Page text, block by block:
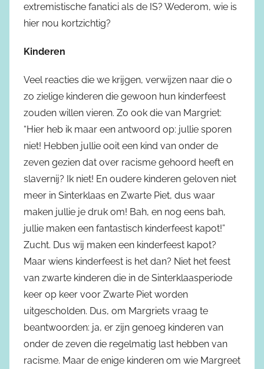
extremistische fanatici als de IS? Wederom, wie is
hier nou kortzichtig?
Kinderen
Veel reacties die we krijgen, verwijzen naar die o
zo zielige kinderen die gewoon hun kinderfeest
zouden willen vieren. Zo ook die van Margriet:
“Hier heb ik maar een antwoord op: jullie sporen
niet! Hebben jullie ooit een kind van onder de
zeven gezien dat over racisme gehoord heeft en
slavernij? Ik niet! En oudere kinderen geloven niet
meer in Sinterklaas en Zwarte Piet, dus waar
maken jullie je druk om! Bah, en nog eens bah,
jullie maken een fantastisch kinderfeest kapot!”
Zucht. Dus wij maken een kinderfeest kapot?
Maar wiens kinderfeest is het dan? Niet het feest
van zwarte kinderen die in de Sinterklaasperiode
keer op keer voor Zwarte Piet worden
uitgescholden. Dus, om Margriets vraag te
beantwoorden: ja, er zijn genoeg kinderen van
onder de zeven die regelmatig last hebben van
racisme. Maar de enige kinderen om wie Margreet